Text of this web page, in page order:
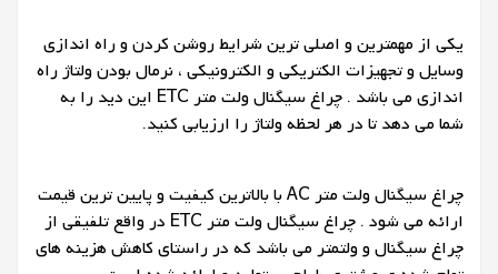
یکی از مهمترین و اصلی ترین شرایط روشن کردن و راه اندازی
وسایل و تجهیزات الکتریکی و الکترونیکی ، نرمال بودن ولتاژ راه
اندازی می باشد . چراغ سیگنال ولت متر ETC این دید را به
شما می دهد تا در هر لحظه ولتاژ را ارزیابی کنید.
چراغ سیگنال ولت متر AC با بالاترین کیفیت و پایین ترین قیمت
ارائه می شود . چراغ سیگنال ولت متر ETC در واقع تلفیقی از
چراغ سیگنال و ولتمتر می باشد که در راستای کاهش هزینه های